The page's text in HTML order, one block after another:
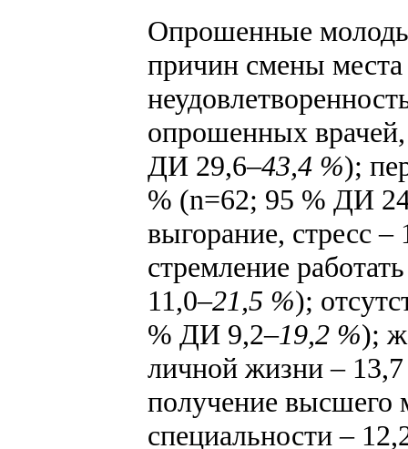
Опрошенные
причин смены
опрошенных
ДИ 29,6–43,4 %);
% (n=62; 95 % ДИ
выгорание, стресс
стремление
11,0–21,5 %);
% ДИ 9,2–19,2 %);
личной жизни –
получение высшего
специальности –